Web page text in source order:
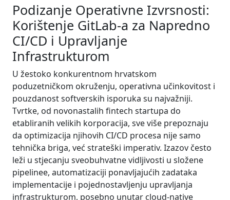
Podizanje Operativne Izvrsnosti:
Korištenje GitLab-a za Napredno
CI/CD i Upravljanje
Infrastrukturom
U žestoko konkurentnom hrvatskom
poduzetničkom okruženju, operativna učinkovitost i
pouzdanost softverskih isporuka su najvažniji.
Tvrtke, od novonastalih fintech startupa do
etabliranih velikih korporacija, sve više prepoznaju
da optimizacija njihovih CI/CD procesa nije samo
tehnička briga, već strateški imperativ. Izazov često
leži u stjecanju sveobuhvatne vidljivosti u složene
pipelinee, automatizaciji ponavljajućih zadataka
implementacije i pojednostavljenju upravljanja
infrastrukturom, posebno unutar cloud-native